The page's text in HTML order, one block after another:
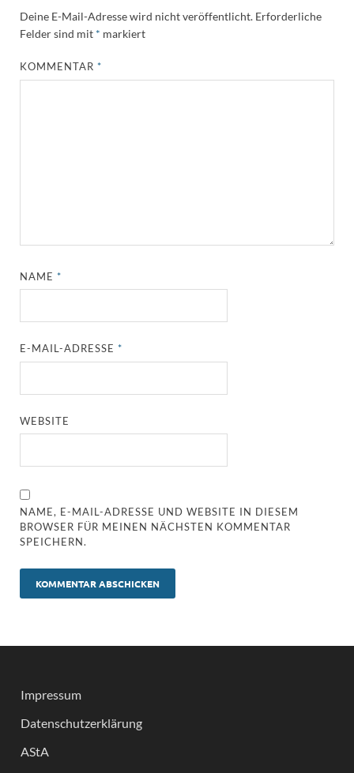
Deine E-Mail-Adresse wird nicht veröffentlicht. Erforderliche
Felder sind mit * markiert
KOMMENTAR*
NAME*
E-MAIL-ADRESSE*
WEBSITE
NAME, E-MAIL-ADRESSE UND WEBSITE IN DIESEM
BROWSER FÜR MEINEN NÄCHSTEN KOMMENTAR
SPEICHERN.
Impressum
Datenschutzerklärung
AStA